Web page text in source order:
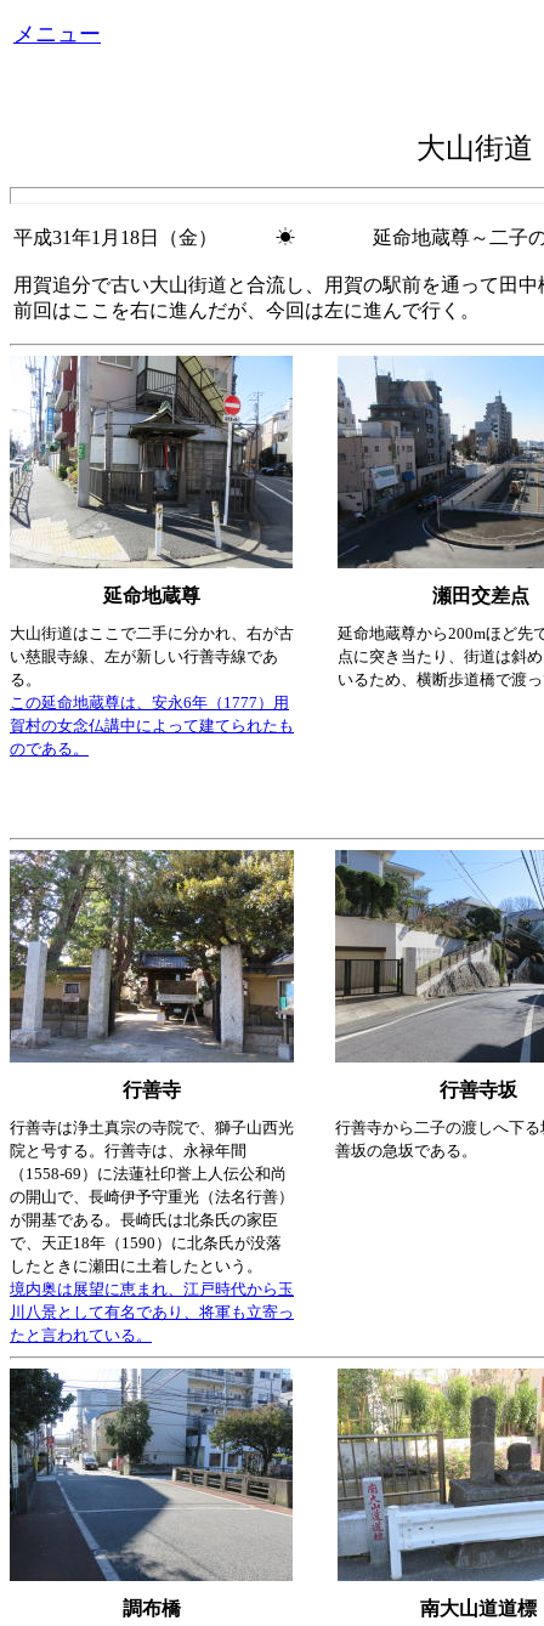
メニュー
大山街
平成31年1月18日（金） ☀ 延命地蔵尊～二子の
用賀追分で古い大山街道と合流し、用賀の駅前を通って田
前回はここを右に進んだが、今回は左に進んで行く。
延命地蔵尊 瀬田交差点
大山街道はここで二手に分かれ、右が古
い慈眼寺線、左が新しい行善寺線であ
る。
この延命地蔵尊は、安永6年（1777）用
賀村の女念仏講中によって建てられたも
のである。
延命地蔵尊から200mほど先
点に突き当たり、街道は斜
いるため、横断歩道橋で渡
行善寺 行善寺坂
行善寺は浄土真宗の寺院で、獅子山西光
院と号する。行善寺は、永禄年間
（1558-69）に法蓮社印誉上人伝公和尚
の開山で、長崎伊予守重光（法名行善）
が開基である。長崎氏は北条氏の家臣
で、天正18年（1590）に北条氏が没落
したときに瀬田に土着したという。
境内奥は展望に恵まれ、江戸時代から玉
川八景として有名であり、将軍も立寄っ
たと言われている。
行善寺から二子の渡しへ下
善坂の急坂である。
調布橋 南大山道道標